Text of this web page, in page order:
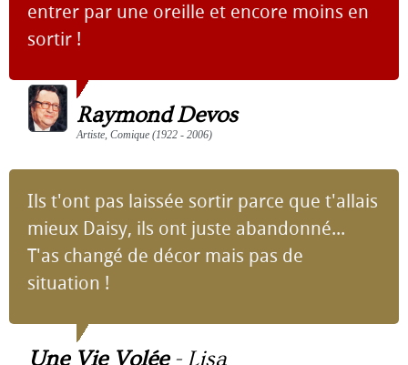
entrer par une oreille et encore moins en
sortir !
Raymond Devos
Artiste, Comique (1922 - 2006)
Ils t'ont pas laissée sortir parce que t'allais
mieux Daisy, ils ont juste abandonné...
T'as changé de décor mais pas de
situation !
Une Vie Volée- Lisa